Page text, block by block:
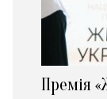
Премія